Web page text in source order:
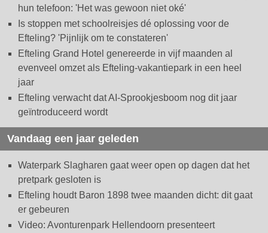
hun telefoon: 'Het was gewoon niet oké'
Is stoppen met schoolreisjes dé oplossing voor de
Efteling? 'Pijnlijk om te constateren'
Efteling Grand Hotel genereerde in vijf maanden al
evenveel omzet als Efteling-vakantiepark in een heel
jaar
Efteling verwacht dat AI-Sprookjesboom nog dit jaar
geïntroduceerd wordt
Vandaag een jaar geleden
Waterpark Slagharen gaat weer open op dagen dat het
pretpark gesloten is
Efteling houdt Baron 1898 twee maanden dicht: dit gaat
er gebeuren
Video: Avonturenpark Hellendoorn presenteert